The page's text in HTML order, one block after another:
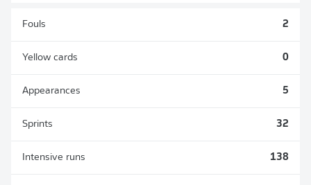
Fouls 2
Yellow cards 0
Appearances 5
Sprints 32
Intensive runs 138